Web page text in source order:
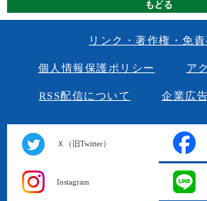
リンク・著作権・免
個人情報保護ポリシー ア
RSS配信について 企業広
Ｘ（旧Twitter）
Instagram